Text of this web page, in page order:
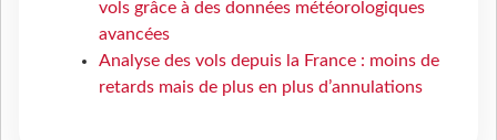
vols grâce à des données météorologiques
avancées
Analyse des vols depuis la France : moins de
retards mais de plus en plus d’annulations